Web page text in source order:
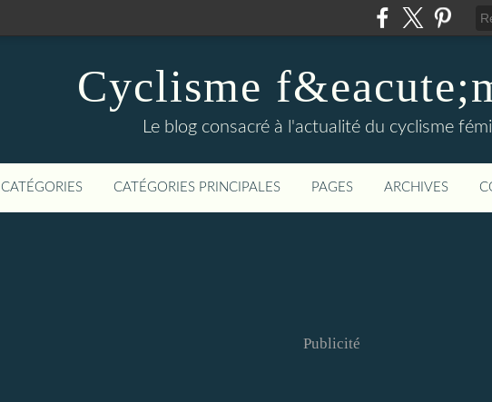
Cyclisme
Le blog consacré à l'actualité du cyclisme
CATÉGORIES CATÉGORIES PRINCIPALES PAGES ARCHIVES
Publicité